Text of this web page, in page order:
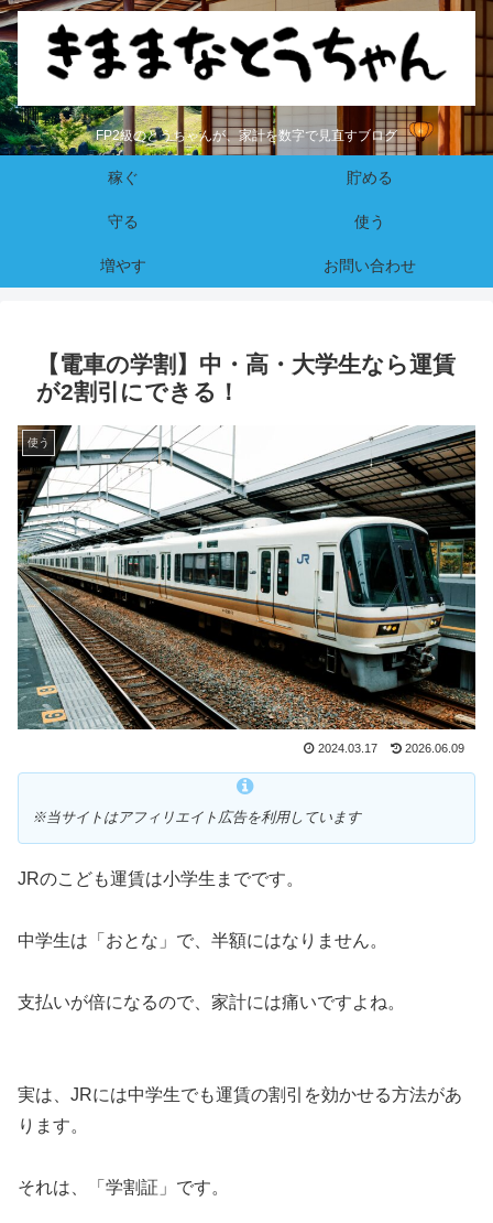
FP2級のとうちゃんが、家計を数字で見直すブログ
稼ぐ 貯める
守る 使う
増やす お問い合わせ
【電車の学割】中・高・大学生なら運賃
が2割引にできる！
使う
2024.03.17 2026.06.09
※当サイトはアフィリエイト広告を利用しています
JRのこども運賃は小学生までです。
中学生は「おとな」で、半額にはなりません。
支払いが倍になるので、家計には痛いですよね。
実は、JRには中学生でも運賃の割引を効かせる方法があ
ります。
それは、「学割証」です。